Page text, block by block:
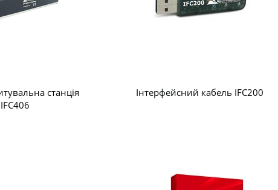
станція
IFC406
Інтерфейсний кабель IFC200